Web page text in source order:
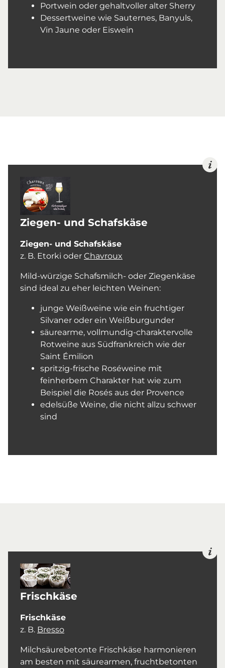
Portwein oder gehaltvoller alter Sherry
Dessertweine wie Sauternes, Banyuls,
Vin Jaune oder Eiswein
Ziegen- und Schafskäse
Ziegen- und Schafskäse
z. B. Etorki oder Chavroux
Mild-würzige Schafsmilch- oder Ziegenkäse
sind ideal zu eher leichten Weinen:
junge Weißweine wie ein fruchtiger
Silvaner oder ein Weißburgunder
säurearme, vollmundig-charaktervolle
Rotweine aus Südfrankreich wie der
Saint Émilion
spritzig-frische Roséweine mit
feinherbem Charakter hat wie zum
Beispiel die Rosés aus der Provence
edelsüße Weine, die nicht allzu schwer
sind
Frischkäse
Frischkäse
z. B. Bresso
Milchsäurebetonte Frischkäse harmonieren
am besten mit säurearmen, fruchtbetonten